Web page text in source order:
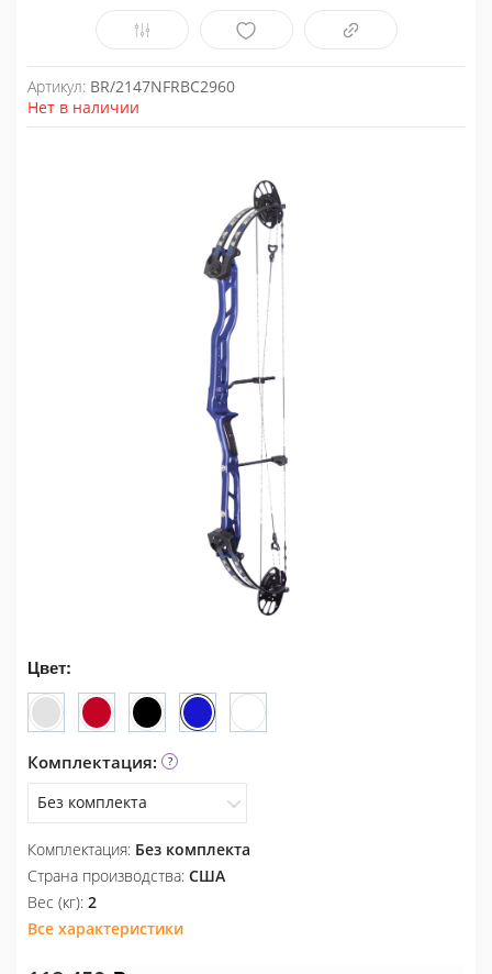
Артикул: BR/2147NFRBC2960
Нет в наличии
Цвет:
Комплектация:
Без комплекта
Без комплекта
Комплектация: Без комплекта
Страна производства: США
Вес (кг): 2
Все характеристики